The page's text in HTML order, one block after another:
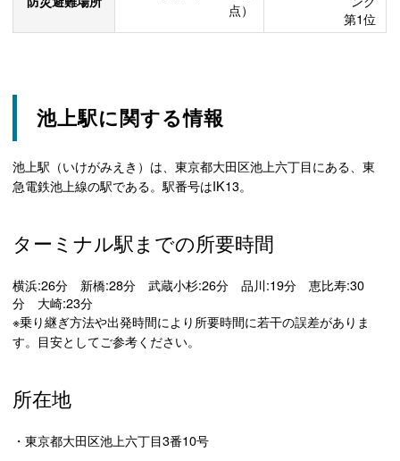
点）
第1位
池上駅に関する情報
池上駅（いけがみえき）は、東京都大田区池上六丁目にある、東
急電鉄池上線の駅である。駅番号はIK13。
ターミナル駅までの所要時間
横浜:26分 新橋:28分 武蔵小杉:26分 品川:19分 恵比寿:30
分 大崎:23分
※乗り継ぎ方法や出発時間により所要時間に若干の誤差がありま
す。目安としてご参考ください。
所在地
・東京都大田区池上六丁目3番10号